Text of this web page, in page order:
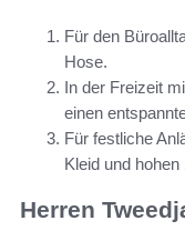
Für den
Hose.
In der Freizeit
einen
Für festliche
Kleid und hohen
Herren